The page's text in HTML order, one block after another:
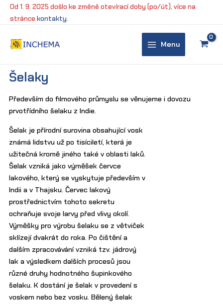
Přeskočit
Od 1. 9. 2025 došlo ke změně otevírací doby (po/út), více na
stránce kontakty
Menu
Šelaky
Především do filmového průmyslu se věnujeme i dovozu
prvotřídního šelaku z Indie.
Šelak je přírodní surovina obsahující vosk
známá lidstvu už po tisíciletí, která je
užitečná kromě jiného také v oblasti laků.
Šelak vzniká jako výměšek červce
lakového, který se vyskytuje především v
Indii a v Thajsku. Červec lakový
prostřednictvím tohoto sekretu
ochraňuje svoje larvy před vlivy okolí.
Výměšky pro výrobu šelaku se z větviček
sklízejí dvakrát do roka. Po čištění a
dalším zpracovávání vzniká tzv. jádrový
lak a výsledkem dalších procesů jsou
různé druhy hodnotného šupinkového
šelaku. K dostání je šelak v provedení s
voskem nebo bez vosku. Bělený šelak